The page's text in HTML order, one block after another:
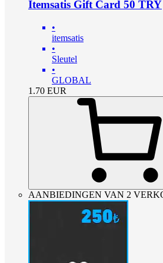
Itemsatis Gift Card 50 TRY
•
itemsatis
•
Sleutel
•
GLOBAL
1.70 EUR
AANBIEDINGEN VAN 2